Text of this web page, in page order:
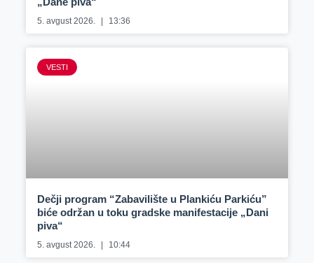
5. avgust 2026. 13:36
VESTI
Dečji program “Zabavilište u Plankiću Parkiću”
biće održan u toku gradske manifestacije „Dani
piva“
5. avgust 2026. 10:44